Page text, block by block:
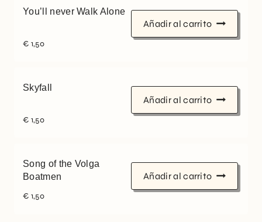
You’ll never Walk Alone
€ 1,50
Añadir al carrito
Skyfall
€ 1,50
Añadir al carrito
Song of the Volga
Boatmen
€ 1,50
Añadir al carrito